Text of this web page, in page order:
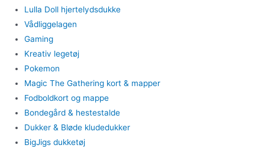
Lulla Doll hjertelydsdukke
Vådliggelagen
Gaming
Kreativ legetøj
Pokemon
Magic The Gathering kort & mapper
Fodboldkort og mappe
Bondegård & hestestalde
Dukker & Bløde kludedukker
BigJigs dukketøj